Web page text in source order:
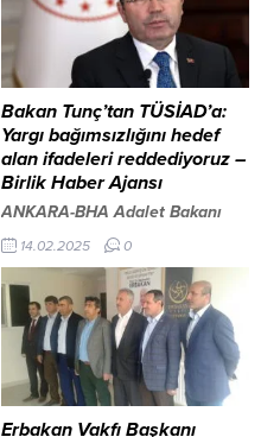
Bakan Tunç’tan TÜSİAD’a:
Yargı bağımsızlığını hedef
alan ifadeleri reddediyoruz –
Birlik Haber Ajansı
ANKARA-BHA Adalet Bakanı
Yılmaz Tunç, Ankara’da Ulus
Adalet Sarayı temel atma
töreninde yaptığı konuşmada,
TÜSİAD yöneticilerinin yargı
bağımsızlığını hedef alan
açıklamalarına sert tepki
gösterdi. Bakan Tunç,
açıklamalarının, yargıyı ve
hukuk sistemini hedef alan,
14.02.2025 0
Erbakan Vakfı Başkanı